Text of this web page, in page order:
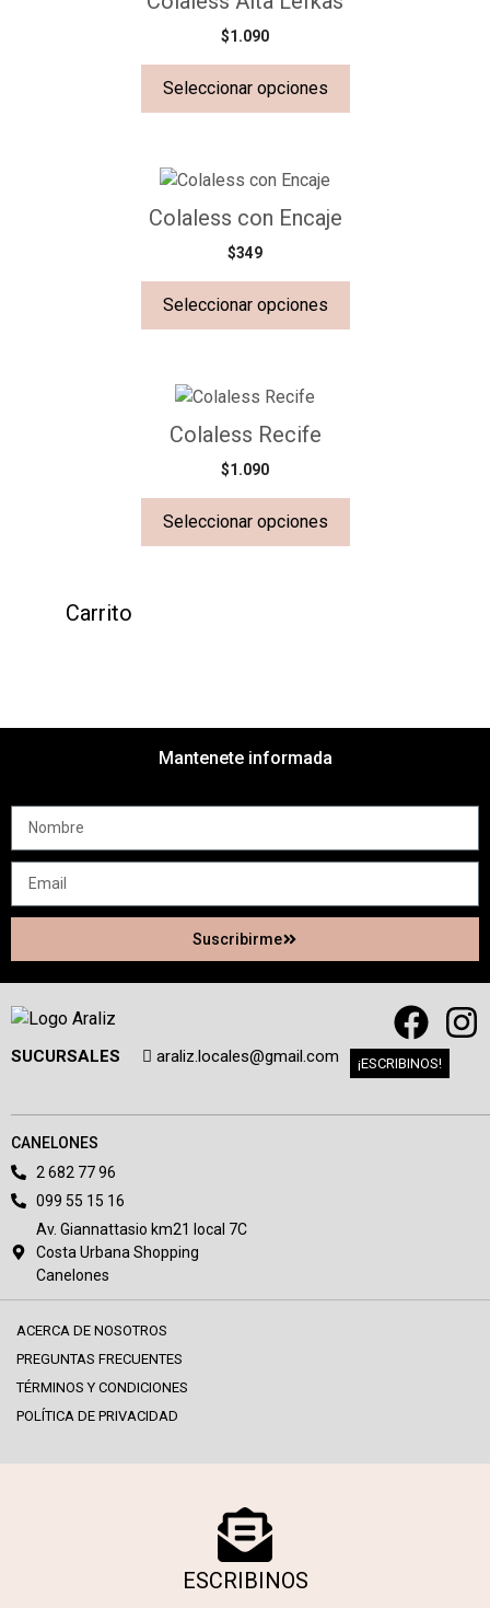
$1.090
Seleccionar opciones
Colaless con Encaje
$349
Seleccionar opciones
Colaless Recife
$1.090
Seleccionar opciones
Carrito
Mantenete informada
Suscribirme
SUCURSALES araliz.locales@gmail.com ¡ESCRIBINOS!
CANELONES
2 682 77 96
099 55 15 16
Av. Giannattasio km21 local 7C
Costa Urbana Shopping
Canelones
ACERCA DE NOSOTROS
PREGUNTAS FRECUENTES
TÉRMINOS Y CONDICIONES
POLÍTICA DE PRIVACIDAD
ESCRIBINOS